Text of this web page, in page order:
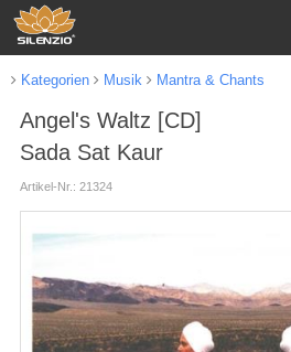
Kategorien Musik Mantra & Chants
Angel's Waltz [CD]
Sada Sat Kaur
Artikel-Nr.: 21324